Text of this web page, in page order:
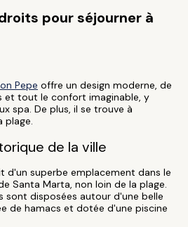
pour séjourner à
Pepe offre un design moderne, de
et tout le confort imaginable, y
spa. De plus, il se trouve à
plage.
de la ville
d'un superbe emplacement dans le
Santa Marta, non loin de la plage.
sont disposées autour d'une belle
de hamacs et dotée d'une piscine